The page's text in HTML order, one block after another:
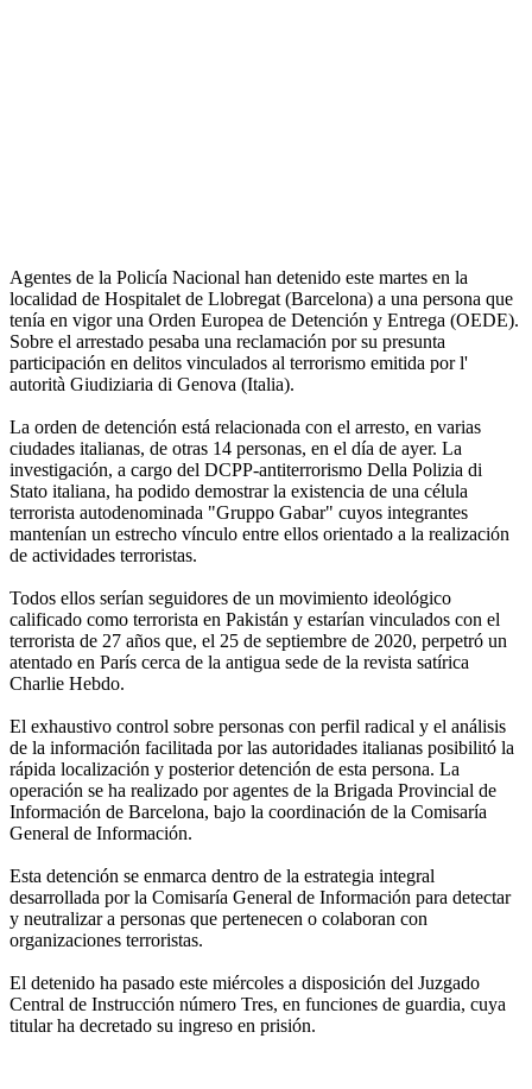
Agentes de la Policía Nacional han detenido este martes en la
localidad de Hospitalet de Llobregat (Barcelona) a una persona que
tenía en vigor una Orden Europea de Detención y Entrega (OEDE).
Sobre el arrestado pesaba una reclamación por su presunta
participación en delitos vinculados al terrorismo emitida por l'
autorità Giudiziaria di Genova (Italia).
La orden de detención está relacionada con el arresto, en varias
ciudades italianas, de otras 14 personas, en el día de ayer. La
investigación, a cargo del DCPP-antiterrorismo Della Polizia di
Stato italiana, ha podido demostrar la existencia de una célula
terrorista autodenominada "Gruppo Gabar" cuyos integrantes
mantenían un estrecho vínculo entre ellos orientado a la realización
de actividades terroristas.
Todos ellos serían seguidores de un movimiento ideológico
calificado como terrorista en Pakistán y estarían vinculados con el
terrorista de 27 años que, el 25 de septiembre de 2020, perpetró un
atentado en París cerca de la antigua sede de la revista satírica
Charlie Hebdo.
El exhaustivo control sobre personas con perfil radical y el análisis
de la información facilitada por las autoridades italianas posibilitó la
rápida localización y posterior detención de esta persona. La
operación se ha realizado por agentes de la Brigada Provincial de
Información de Barcelona, bajo la coordinación de la Comisaría
General de Información.
Esta detención se enmarca dentro de la estrategia integral
desarrollada por la Comisaría General de Información para detectar
y neutralizar a personas que pertenecen o colaboran con
organizaciones terroristas.
El detenido ha pasado este miércoles a disposición del Juzgado
Central de Instrucción número Tres, en funciones de guardia, cuya
titular ha decretado su ingreso en prisión.